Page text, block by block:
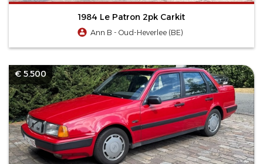
1984 Le Patron 2pk Carkit
Ann B - Oud-Heverlee (BE)
€ 5.500